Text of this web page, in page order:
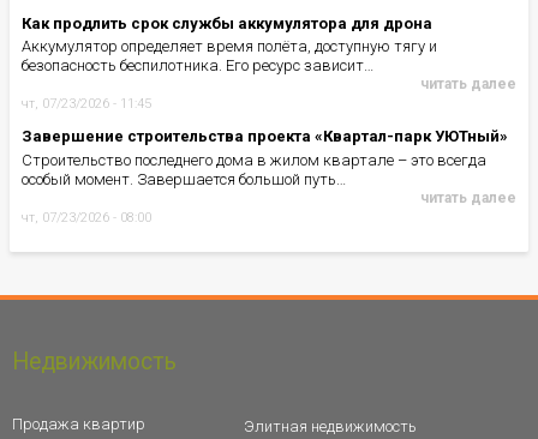
Как продлить срок службы аккумулятора для дрона
Аккумулятор определяет время полёта, доступную тягу и
безопасность беспилотника. Его ресурс зависит…
читать далее
чт, 07/23/2026 - 11:45
Завершение строительства проекта «Квартал-парк УЮТный»
Строительство последнего дома в жилом квартале – это всегда
особый момент. Завершается большой путь…
читать далее
чт, 07/23/2026 - 08:00
Недвижимость
Продажа квартир Элитная недвижимость